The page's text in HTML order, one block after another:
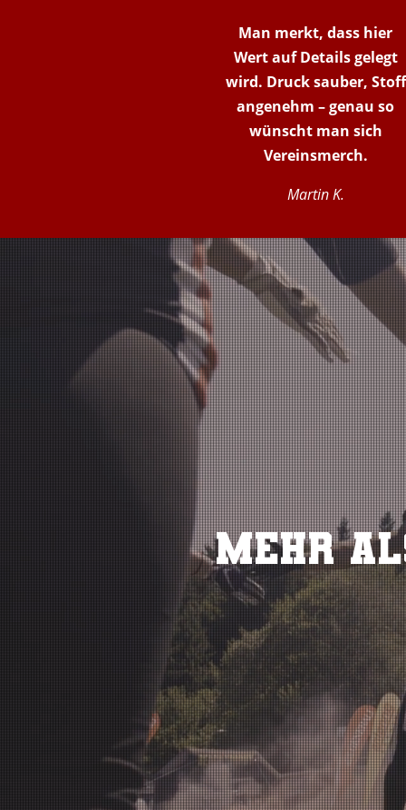
Man merkt, dass hier
Wert auf Details gelegt
wird. Druck sauber, Stoff
angenehm – genau so
wünscht man sich
Vereinsmerch.
Martin K.
Mehr